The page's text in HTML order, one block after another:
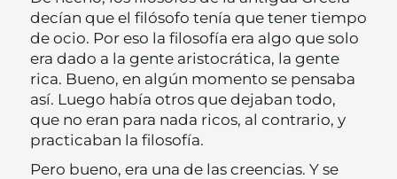
decían que el filósofo tenía que tener tiempo
de ocio. Por eso la filosofía era algo que solo
era dado a la gente aristocrática, la gente
rica. Bueno, en algún momento se pensaba
así. Luego había otros que dejaban todo,
que no eran para nada ricos, al contrario, y
practicaban la filosofía.
Pero bueno, era una de las creencias. Y se